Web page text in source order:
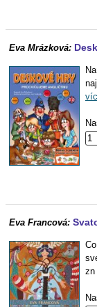
Eva Mrázková:
Eva Francová:
zn